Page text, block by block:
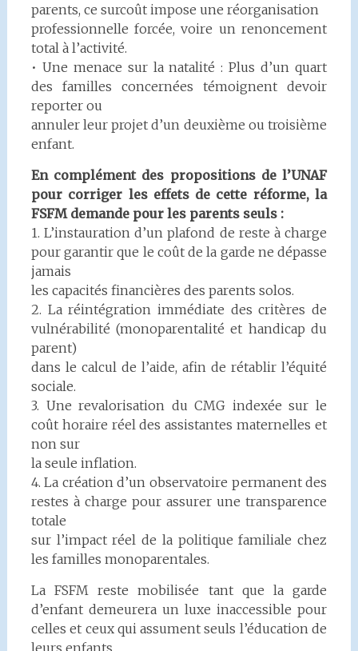
parents, ce surcoût impose une réorganisation
professionnelle forcée, voire un renoncement
total à l’activité.
• Une menace sur la natalité : Plus d’un quart
des familles concernées témoignent devoir
reporter ou
annuler leur projet d’un deuxième ou troisième
enfant.
En complément des propositions de l’UNAF
pour corriger les effets de cette réforme, la
FSFM demande pour les parents seuls :
1. L’instauration d’un plafond de reste à charge
pour garantir que le coût de la garde ne dépasse
jamais
les capacités financières des parents solos.
2. La réintégration immédiate des critères de
vulnérabilité (monoparentalité et handicap du
parent)
dans le calcul de l’aide, afin de rétablir l’équité
sociale.
3. Une revalorisation du CMG indexée sur le
coût horaire réel des assistantes maternelles et
non sur
la seule inflation.
4. La création d’un observatoire permanent des
restes à charge pour assurer une transparence
totale
sur l’impact réel de la politique familiale chez
les familles monoparentales.
La FSFM reste mobilisée tant que la garde
d’enfant demeurera un luxe inaccessible pour
celles et ceux qui assument seuls l’éducation de
leurs enfants.